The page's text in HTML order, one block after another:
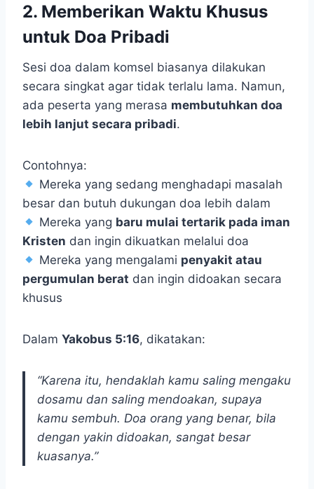
2. Memberikan Waktu Khusus
untuk Doa Pribadi
Sesi doa dalam komsel biasanya dilakukan
secara singkat agar tidak terlalu lama. Namun,
ada peserta yang merasa membutuhkan doa
lebih lanjut secara pribadi.
Contohnya:
Mereka yang sedang menghadapi masalah
besar dan butuh dukungan doa lebih dalam
Mereka yang baru mulai tertarik pada iman
Kristen dan ingin dikuatkan melalui doa
Mereka yang mengalami penyakit atau
pergumulan berat dan ingin didoakan secara
khusus
Dalam Yakobus 5:16, dikatakan:
“Karena itu, hendaklah kamu saling mengaku
dosamu dan saling mendoakan, supaya
kamu sembuh. Doa orang yang benar, bila
dengan yakin didoakan, sangat besar
kuasanya.”